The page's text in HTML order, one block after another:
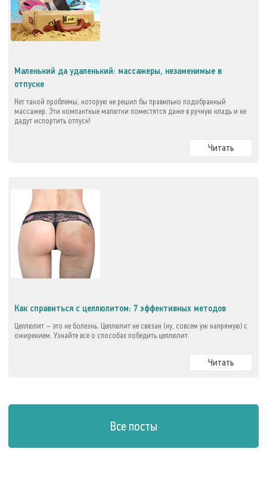
Маленький да удаленький: массажеры, незаменимые в
отпуске
Нет такой проблемы, которую не решил бы правильно подобранный
массажер. Эти компактные малютки поместятся даже в ручную кладь и не
дадут испортить отпуск!
Читать
Как справиться с целлюлитом: 7 эффективных методов
Целлюлит – это не болезнь. Целлюлит не связан (ну, совсем уж напрямую) с
ожирением. Узнайте все о способах победить целлюлит.
Читать
Все посты